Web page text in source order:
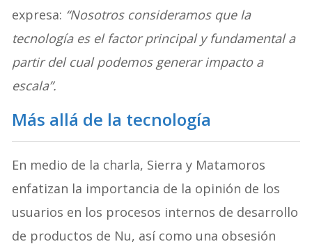
expresa: “Nosotros consideramos que la
tecnología es el factor principal y fundamental a
partir del cual podemos generar impacto a
escala”.
Más allá de la tecnología
En medio de la charla, Sierra y Matamoros
enfatizan la importancia de la opinión de los
usuarios en los procesos internos de desarrollo
de productos de Nu, así como una obsesión